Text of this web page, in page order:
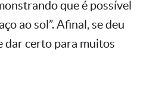
que é possível
ao sol”. Afinal, se deu
dar certo para muitos